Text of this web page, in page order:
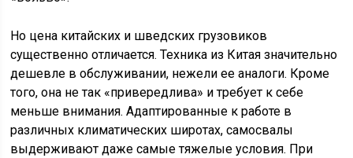
Опции автомобиля
Самосвалы оснащаются такими опциями, как:
Кондиционер.
Отопитель.